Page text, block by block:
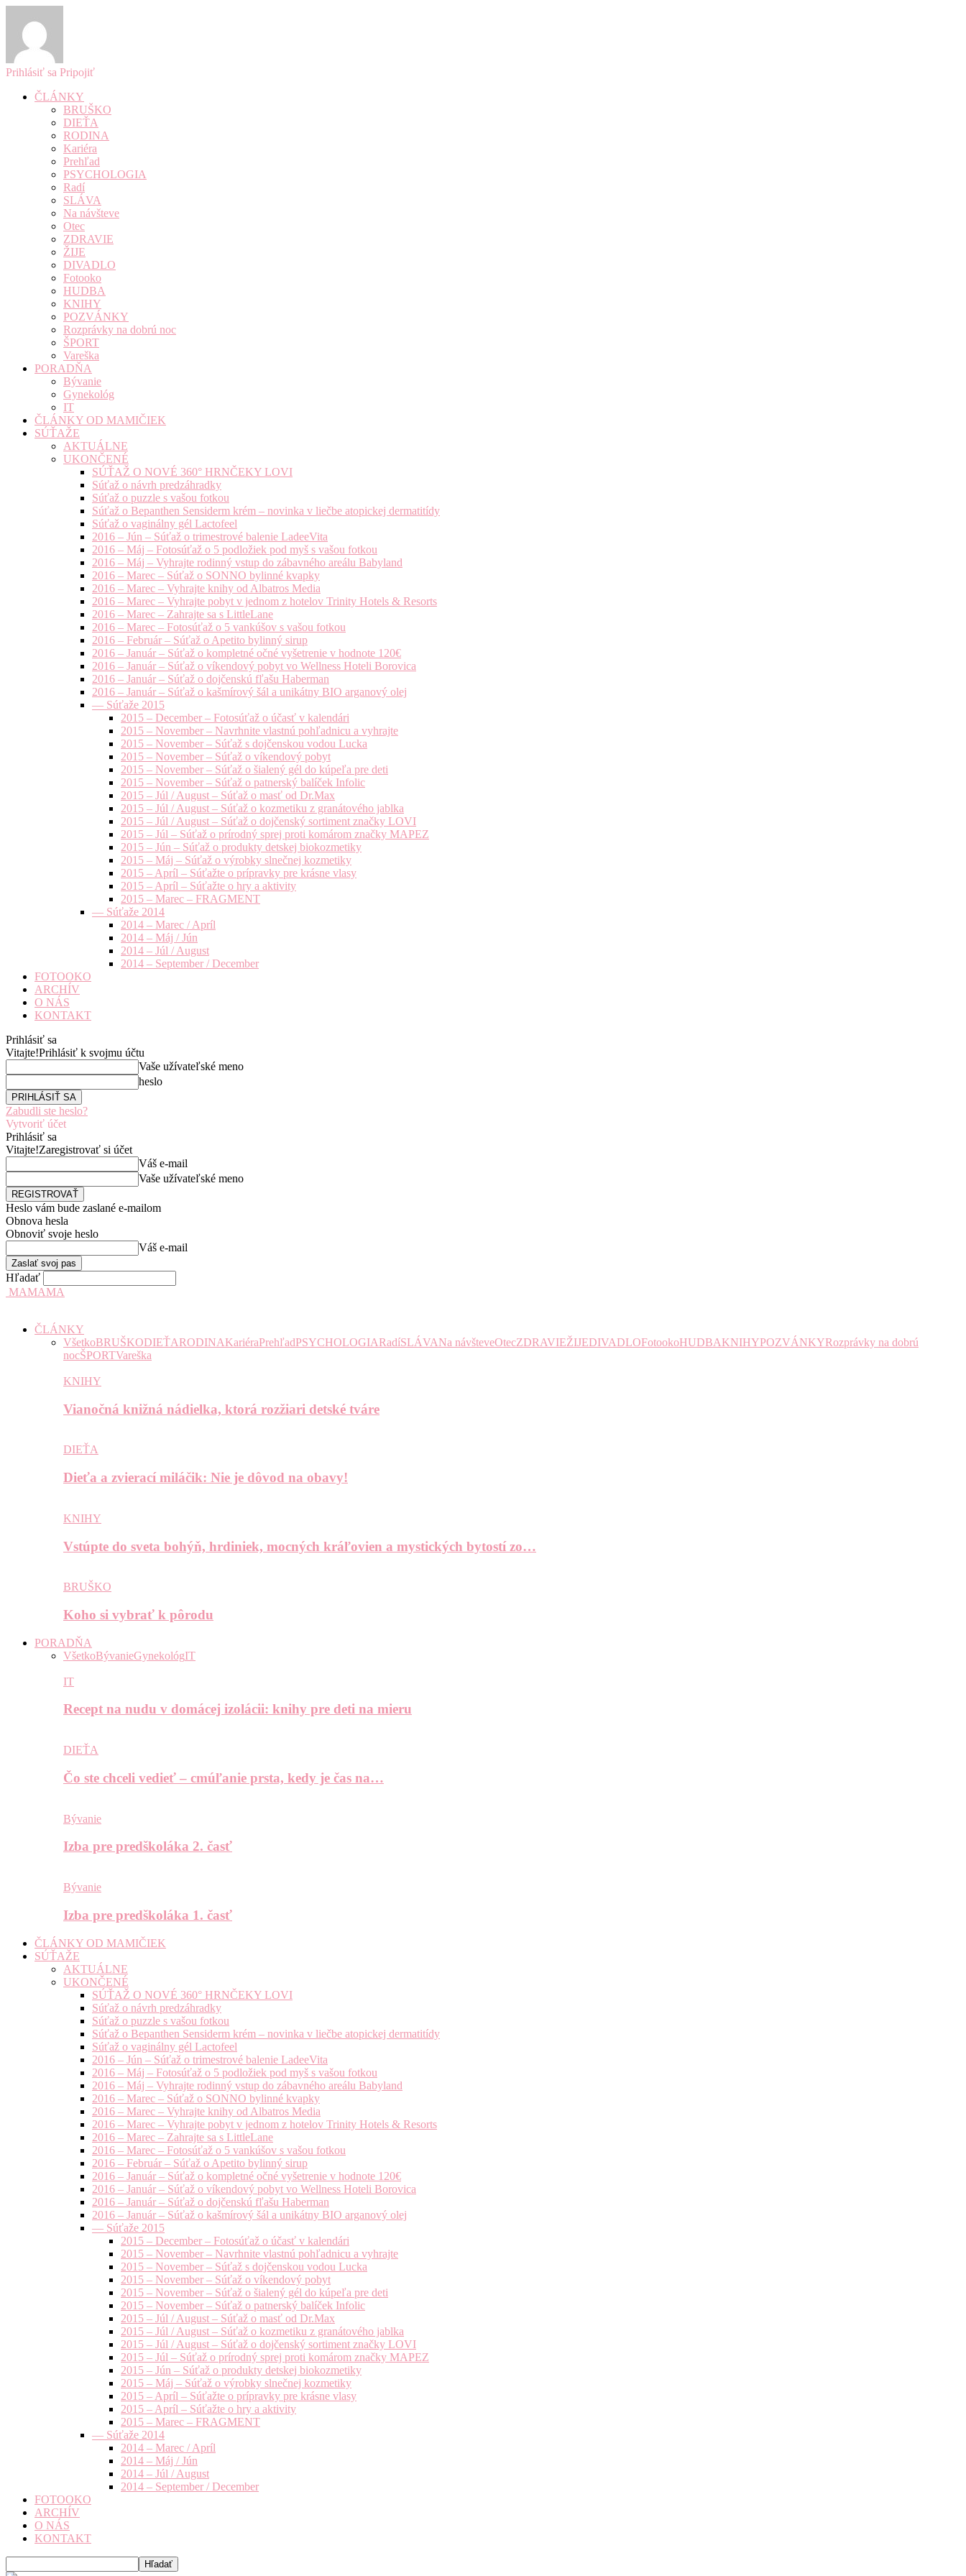
Prihlásiť sa Pripojiť
ČLÁNKY
BRUŠKO
DIEŤA
RODINA
Kariéra
Prehľad
PSYCHOLOGIA
Radí
SLÁVA
Na návšteve
Otec
ZDRAVIE
ŽIJE
DIVADLO
Fotooko
HUDBA
KNIHY
POZVÁNKY
Rozprávky na dobrú noc
ŠPORT
Vareška
PORADŇA
Bývanie
Gynekológ
IT
ČLÁNKY OD MAMIČIEK
SÚŤAŽE
AKTUÁLNE
UKONČENÉ
SÚŤAŽ O NOVÉ 360° HRNČEKY LOVI
Súťaž o návrh predzáhradky
Súťaž o puzzle s vašou fotkou
Súťaž o Bepanthen Sensiderm krém – novinka v liečbe atopickej dermatitídy
Súťaž o vaginálny gél Lactofeel
2016 – Jún – Súťaž o trimestrové balenie LadeeVita
2016 – Máj – Fotosúťaž o 5 podložiek pod myš s vašou fotkou
2016 – Máj – Vyhrajte rodinný vstup do zábavného areálu Babyland
2016 – Marec – Súťaž o SONNO bylinné kvapky
2016 – Marec – Vyhrajte knihy od Albatros Media
2016 – Marec – Vyhrajte pobyt v jednom z hotelov Trinity Hotels & Resorts
2016 – Marec – Zahrajte sa s LittleLane
2016 – Marec – Fotosúťaž o 5 vankúšov s vašou fotkou
2016 – Február – Súťaž o Apetito bylinný sirup
2016 – Január – Súťaž o kompletné očné vyšetrenie v hodnote 120€
2016 – Január – Súťaž o víkendový pobyt vo Wellness Hoteli Borovica
2016 – Január – Súťaž o dojčenskú fľašu Haberman
2016 – Január – Súťaž o kašmírový šál a unikátny BIO arganový olej
— Súťaže 2015
2015 – December – Fotosúťaž o účasť v kalendári
2015 – November – Navrhnite vlastnú pohľadnicu a vyhrajte
2015 – November – Súťaž s dojčenskou vodou Lucka
2015 – November – Súťaž o víkendový pobyt
2015 – November – Súťaž o šialený gél do kúpeľa pre deti
2015 – November – Súťaž o patnerský balíček Infolic
2015 – Júl / August – Súťaž o masť od Dr.Max
2015 – Júl / August – Súťaž o kozmetiku z granátového jablka
2015 – Júl / August – Súťaž o dojčenský sortiment značky LOVI
2015 – Júl – Súťaž o prírodný sprej proti komárom značky MAPEZ
2015 – Jún – Súťaž o produkty detskej biokozmetiky
2015 – Máj – Súťaž o výrobky slnečnej kozmetiky
2015 – Apríl – Súťažte o prípravky pre krásne vlasy
2015 – Apríl – Súťažte o hry a aktivity
2015 – Marec – FRAGMENT
— Súťaže 2014
2014 – Marec / Apríl
2014 – Máj / Jún
2014 – Júl / August
2014 – September / December
FOTOOKO
ARCHÍV
O NÁS
KONTAKT
Prihlásiť sa
Vitajte!Prihlásiť k svojmu účtu
Vaše užívateľské meno
heslo
Zabudli ste heslo?
Vytvoriť účet
Prihlásiť sa
Vitajte!Zaregistrovať si účet
Váš e-mail
Vaše užívateľské meno
Heslo vám bude zaslané e-mailom
Obnova hesla
Obnoviť svoje heslo
Váš e-mail
Hľadať
MAMAMA
ČLÁNKY
VšetkoBRUŠKODIEŤARODINAKariéraPrehľadPSYCHOLOGIARadíSLÁVANa návšteveOtecZDRAVIEŽIJEDIVADLOFotookoHUDBAKNIHYPOZVÁNKYRozprávky na dobrú
nocŠPORTVareška
KNIHY
Vianočná knižná nádielka, ktorá rozžiari detské tváre
DIEŤA
Dieťa a zvierací miláčik: Nie je dôvod na obavy!
KNIHY
Vstúpte do sveta bohýň, hrdiniek, mocných kráľovien a mystických bytostí zo…
BRUŠKO
Koho si vybrať k pôrodu
PORADŇA
VšetkoBývanieGynekológIT
IT
Recept na nudu v domácej izolácii: knihy pre deti na mieru
DIEŤA
Čo ste chceli vedieť – cmúľanie prsta, kedy je čas na…
Bývanie
Izba pre predškoláka 2. časť
Bývanie
Izba pre predškoláka 1. časť
ČLÁNKY OD MAMIČIEK
SÚŤAŽE
AKTUÁLNE
UKONČENÉ
SÚŤAŽ O NOVÉ 360° HRNČEKY LOVI
Súťaž o návrh predzáhradky
Súťaž o puzzle s vašou fotkou
Súťaž o Bepanthen Sensiderm krém – novinka v liečbe atopickej dermatitídy
Súťaž o vaginálny gél Lactofeel
2016 – Jún – Súťaž o trimestrové balenie LadeeVita
2016 – Máj – Fotosúťaž o 5 podložiek pod myš s vašou fotkou
2016 – Máj – Vyhrajte rodinný vstup do zábavného areálu Babyland
2016 – Marec – Súťaž o SONNO bylinné kvapky
2016 – Marec – Vyhrajte knihy od Albatros Media
2016 – Marec – Vyhrajte pobyt v jednom z hotelov Trinity Hotels & Resorts
2016 – Marec – Zahrajte sa s LittleLane
2016 – Marec – Fotosúťaž o 5 vankúšov s vašou fotkou
2016 – Február – Súťaž o Apetito bylinný sirup
2016 – Január – Súťaž o kompletné očné vyšetrenie v hodnote 120€
2016 – Január – Súťaž o víkendový pobyt vo Wellness Hoteli Borovica
2016 – Január – Súťaž o dojčenskú fľašu Haberman
2016 – Január – Súťaž o kašmírový šál a unikátny BIO arganový olej
— Súťaže 2015
2015 – December – Fotosúťaž o účasť v kalendári
2015 – November – Navrhnite vlastnú pohľadnicu a vyhrajte
2015 – November – Súťaž s dojčenskou vodou Lucka
2015 – November – Súťaž o víkendový pobyt
2015 – November – Súťaž o šialený gél do kúpeľa pre deti
2015 – November – Súťaž o patnerský balíček Infolic
2015 – Júl / August – Súťaž o masť od Dr.Max
2015 – Júl / August – Súťaž o kozmetiku z granátového jablka
2015 – Júl / August – Súťaž o dojčenský sortiment značky LOVI
2015 – Júl – Súťaž o prírodný sprej proti komárom značky MAPEZ
2015 – Jún – Súťaž o produkty detskej biokozmetiky
2015 – Máj – Súťaž o výrobky slnečnej kozmetiky
2015 – Apríl – Súťažte o prípravky pre krásne vlasy
2015 – Apríl – Súťažte o hry a aktivity
2015 – Marec – FRAGMENT
— Súťaže 2014
2014 – Marec / Apríl
2014 – Máj / Jún
2014 – Júl / August
2014 – September / December
FOTOOKO
ARCHÍV
O NÁS
KONTAKT